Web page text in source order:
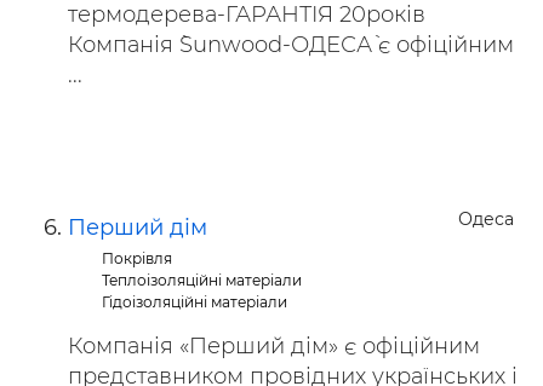
термодерева-ГАРАНТІЯ 20років
Компанія `Sunwood-ОДЕСА` є офіційним
...
Одеса
Перший дім
Покрівля
Теплоізоляційні матеріали
Гідоізоляційні матеріали
Компанія «Перший дім» є офіційним
представником провідних українських і